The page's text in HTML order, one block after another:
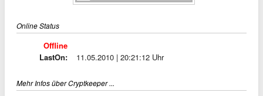
Online Status
Offline
LastOn:
11.05.2010 | 20:21:12 Uhr
Mehr Infos über Cryptkeeper ...